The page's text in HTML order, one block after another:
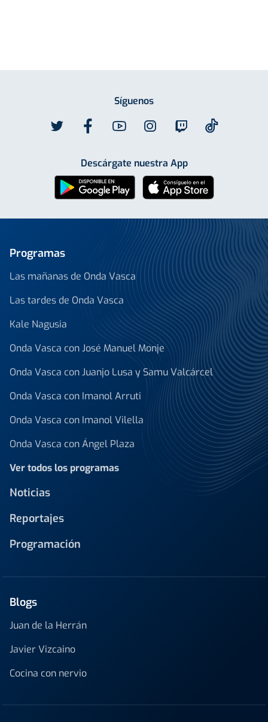
Síguenos
Descárgate nuestra App
Programas
Las mañanas de Onda Vasca
Las tardes de Onda Vasca
Kale Nagusia
Onda Vasca con José Manuel Monje
Onda Vasca con Juanjo Lusa y Samu Valcárcel
Onda Vasca con Imanol Arruti
Onda Vasca con Imanol Vilella
Onda Vasca con Ángel Plaza
Ver todos los programas
Noticias
Reportajes
Programación
Blogs
Juan de la Herrán
Javier Vizcaino
Cocina con nervio